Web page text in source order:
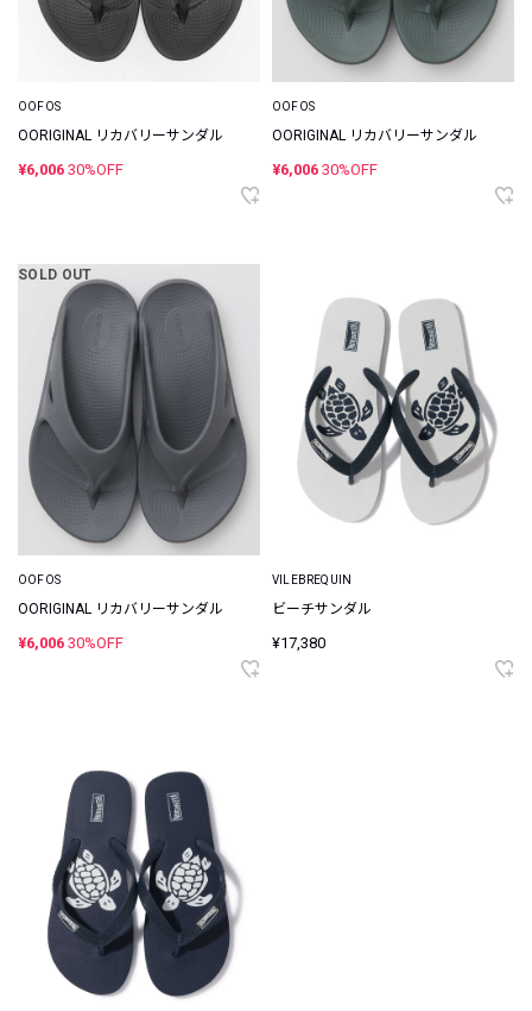
OOFOS
OORIGINAL リカバリーサンダル
¥6,006 30%OFF
OOFOS
OORIGINAL リカバリーサンダル
¥6,006 30%OFF
SOLD OUT
OOFOS
OORIGINAL リカバリーサンダル
¥6,006 30%OFF
VILEBREQUIN
ビーチサンダル
¥17,380